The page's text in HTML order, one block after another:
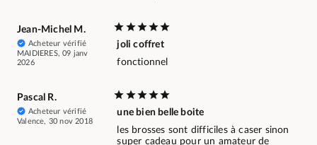
Jean-Michel M.
Acheteur vérifié
MAIDIERES, 09 janv
2026
joli coffret
fonctionnel
Pascal R.
Acheteur vérifié
Valence, 30 nov 2018
une bien belle boite
les brosses sont difficiles à caser sinon
super cadeau pour un amateur de